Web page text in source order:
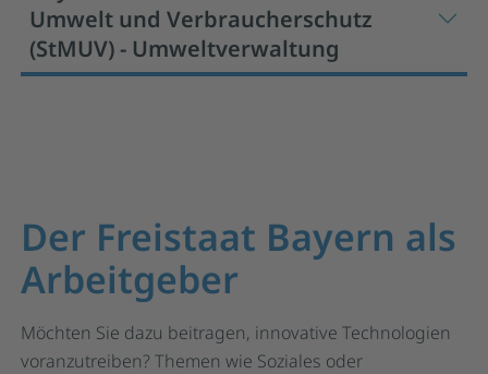
Umwelt und Verbraucherschutz
(StMUV) - Umweltverwaltung
Der Freistaat Bayern als
Arbeitgeber
Möchten Sie dazu beitragen, innovative Technologien
voranzutreiben? Themen wie Soziales oder